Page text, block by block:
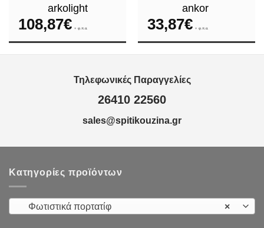
arkolight
108,87€ + φ.π.α.
ankor
33,87€ + φ.π.α.
Τηλεφωνικές Παραγγελίες
26410 22560
sales@spitikouzina.gr
Κατηγορίες προϊόντων
×
Φωτιστικά πορτατίφ